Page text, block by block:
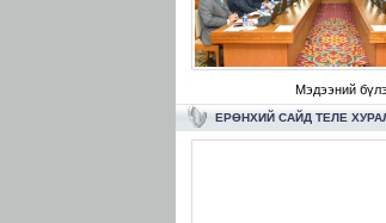
Мэдээний
ЕРӨНХИЙ САЙД ТЕЛЕ